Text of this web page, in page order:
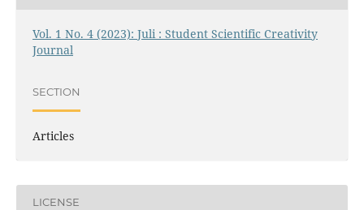
Vol. 1 No. 4 (2023): Juli : Student Scientific Creativity
Journal
SECTION
Articles
LICENSE